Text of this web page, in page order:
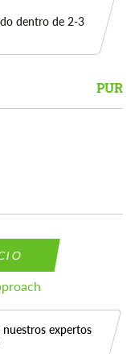
dentro de 2-3
PUR
expertos